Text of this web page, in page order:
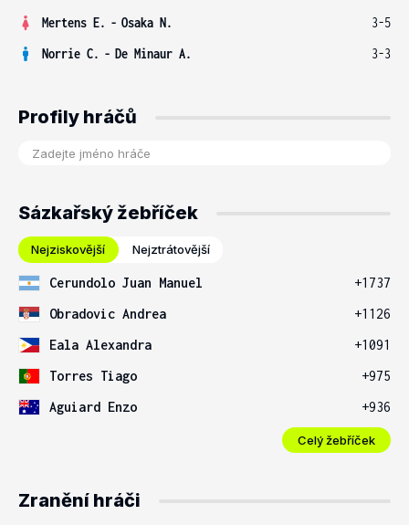
Mertens E. - Osaka N.
3-5
Norrie C. - De Minaur A. 3-3
Profily hráčů
Sázkařský žebříček
Nejziskovější Nejztrátovější
Cerundolo Juan Manuel
+1737
Obradovic Andrea
+1126
Eala Alexandra
+1091
Torres Tiago
+975
Aguiard Enzo
+936
Celý žebříček
Zranění hráči